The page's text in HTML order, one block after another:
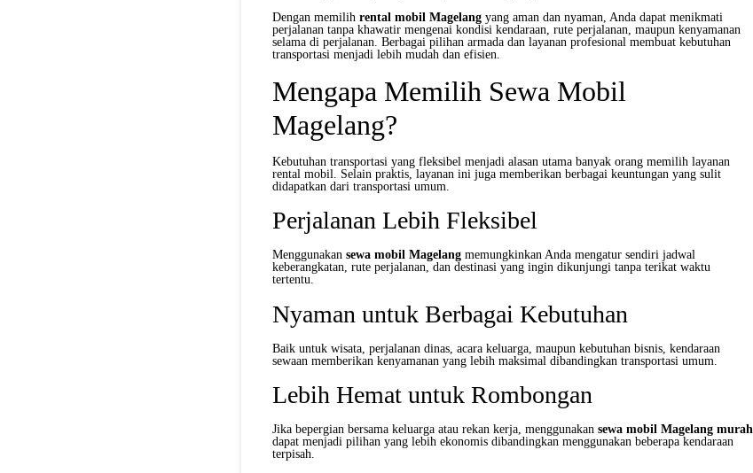
Dengan memilih rental mobil Magelang yang aman dan nyaman, Anda dapat menikmati
perjalanan tanpa khawatir mengenai kondisi kendaraan, rute perjalanan, maupun kenyamanan
selama di perjalanan. Berbagai pilihan armada dan layanan profesional membuat kebutuhan
transportasi menjadi lebih mudah dan efisien.
Mengapa Memilih Sewa Mobil
Magelang?
Kebutuhan transportasi yang fleksibel menjadi alasan utama banyak orang memilih layanan
rental mobil. Selain praktis, layanan ini juga memberikan berbagai keuntungan yang sulit
didapatkan dari transportasi umum.
Perjalanan Lebih Fleksibel
Menggunakan sewa mobil Magelang memungkinkan Anda mengatur sendiri jadwal
keberangkatan, rute perjalanan, dan destinasi yang ingin dikunjungi tanpa terikat waktu
tertentu.
Nyaman untuk Berbagai Kebutuhan
Baik untuk wisata, perjalanan dinas, acara keluarga, maupun kebutuhan bisnis, kendaraan
sewaan memberikan kenyamanan yang lebih maksimal dibandingkan transportasi umum.
Lebih Hemat untuk Rombongan
Jika bepergian bersama keluarga atau rekan kerja, menggunakan sewa mobil Magelang murah
dapat menjadi pilihan yang lebih ekonomis dibandingkan menggunakan beberapa kendaraan
terpisah.